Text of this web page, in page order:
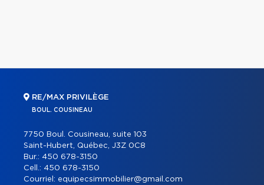
RE/MAX PRIVILÈGE
BOUL. COUSINEAU
7750 Boul. Cousineau, suite 103
Saint-Hubert, Québec, J3Z 0C8
Bur.: 450 678-3150
Cell.: 450 678-3150
Courriel: equipecsimmobilier@gmail.com